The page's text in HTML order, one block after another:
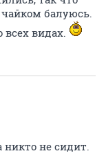
чайком балуюсь.
видах.
не сидит.